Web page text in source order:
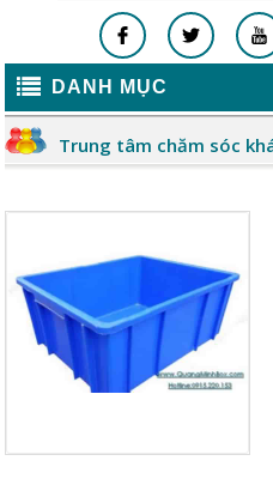
DANH MỤC
Trung tâm chăm sóc